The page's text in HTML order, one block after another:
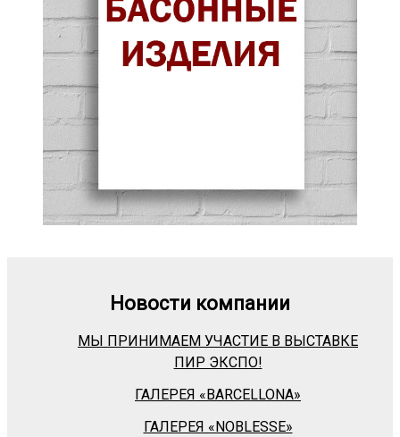
Новости компании
МЫ ПРИНИМАЕМ УЧАСТИЕ В ВЫСТАВКЕ
ПИР ЭКСПО!
ГАЛЕРЕЯ «BARСELLONA»
ГАЛЕРЕЯ «NOBLESSE»